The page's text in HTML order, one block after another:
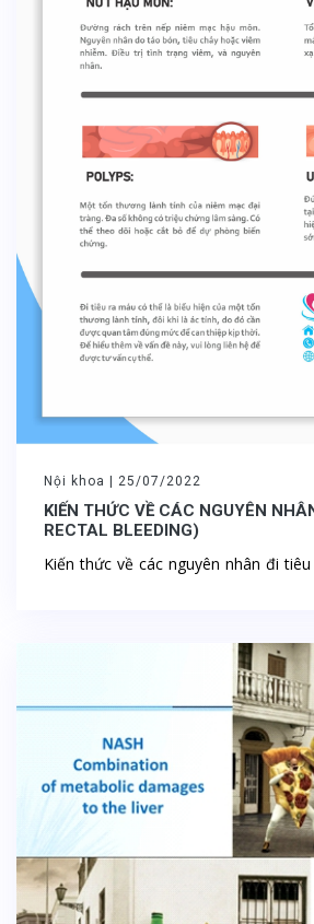
Nội khoa | 25/07/2022
KIẾN THỨC VỀ CÁC NGUYÊN
RECTAL BLEEDING)
Kiến thức về các nguyên nhân đi